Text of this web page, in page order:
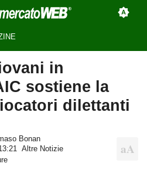
in
sostiene la
dilettanti
Bonan
Altre Notizie